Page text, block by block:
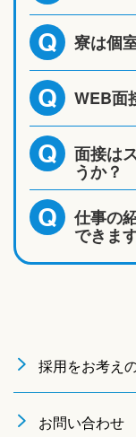
Q 寮は個
Q WEB面
Q 面接は
うか？
Q 仕事の
できま
採用をお考え
お問い合わせ